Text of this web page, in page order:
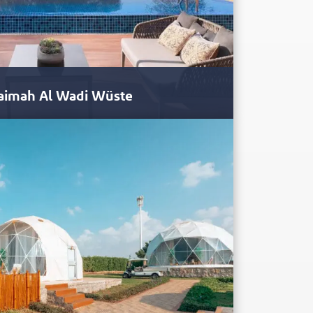
Al Wadi Wüste
außergewöhnliche Natur, umfangreiche
Abenteuer und ein…